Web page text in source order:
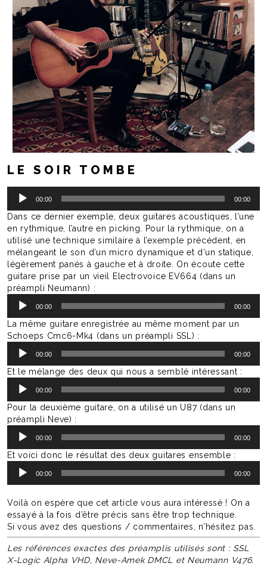
LE SOIR TOMBE
Lecteur
audio
00:00 00:00
Dans ce dernier exemple, deux guitares acoustiques, l’une
en rythmique, l’autre en picking. Pour la rythmique, on a
utilisé une technique similaire à l’exemple précédent, en
mélangeant le son d’un micro dynamique et d’un statique,
légèrement panés à gauche et à droite. On écoute cette
guitare prise par un vieil Electrovoice EV664 (dans un
préampli Neumann) :
Lecteur
audio
00:00 00:00
La même guitare enregistrée au même moment par un
Schoeps Cmc6-Mk4 (dans un préampli SSL) :
Lecteur
audio
00:00 00:00
Et le mélange des deux qui nous a semblé intéressant :
Lecteur
audio
00:00 00:00
Pour la deuxième guitare, on a utilisé un U87 (dans un
préampli Neve) :
Lecteur
audio
00:00 00:00
Et voici donc le résultat des deux guitares ensemble :
Lecteur
audio
00:00 00:00
Voilà on espère que cet article vous aura intéressé ! On a
essayé à la fois d’être précis sans être trop technique.
Si vous avez des questions / commentaires, n’hésitez pas.
Les références exactes des préamplis utilisés sont : SSL
X-Logic Alpha VHD, Neve-Amek DMCL et Neumann V476.